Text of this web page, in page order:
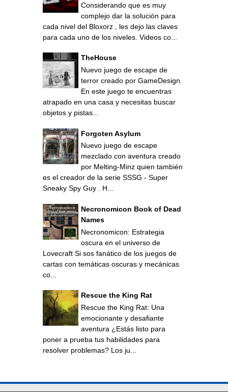
Considerando que es muy
complejo dar la solución para
cada nivel del Bloxorz , les dejo las claves
para cada uno de los niveles. Videos co...
TheHouse
Nuevo juego de escape de
terror creado por GameDesign.
En este juego te encuentras
atrapado en una casa y necesitas buscar
objetos y pistas...
Forgoten Asylum
Nuevo juego de escape
mezclado con aventura creado
por Melting-Minz quien también
es el creador de la serie SSSG - Super
Sneaky Spy Guy . H...
Necronomicon Book of Dead
Names
Necronomicon: Estrategia
oscura en el universo de
Lovecraft Si sos fanático de los juegos de
cartas con temáticas oscuras y mecánicas
co...
Rescue the King Rat
Rescue the King Rat: Una
emocionante y desafiante
aventura ¿Estás listo para
poner a prueba tus habilidades para
resolver problemas? Los ju...